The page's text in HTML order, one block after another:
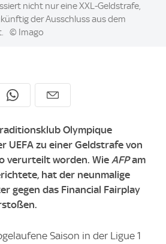
nicht nur eine XXL-Geldstrafe,
der Ausschluss aus dem
© Imago
Olympique
UEFA zu einer Geldstrafe von
verurteilt worden. Wie AFPam
hat der neunmalige
gegen das Financial Fairplay
Saison in der Ligue 1